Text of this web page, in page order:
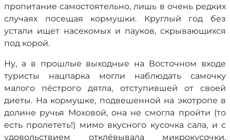
пропитание самостоятельно, лишь в очень редких
случаях посещая кормушки. Круглый год без
устали ищет насекомых и пауков, скрывающихся
под корой.
Ну, а в прошлые выходные на Восточном входе
туристы нацпарка могли наблюдать самочку
малого пёстрого дятла, отступившей от своей
диеты. На кормушке, подвешенной на экотропе в
долине ручья Моховой, она не смогла пройти (то
есть пролететь!) мимо вкусного кусочка сала, и с
удовольствием отклёвывала микрокусочки.